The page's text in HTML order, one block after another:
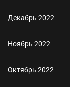
Декабрь 2022
Ноябрь 2022
Октябрь 2022